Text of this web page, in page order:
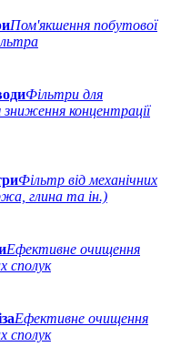
Пом'якшення побутової
Фільтри для
концентрації
Фільтр від механічних
глина та ін.)
Ефективне очищення
сполук
Ефективне очищення
сполук